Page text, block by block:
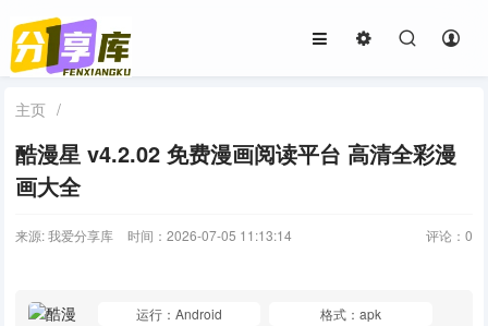
主页 /
酷漫星 v4.2.02 免费漫画阅读平台 高清全彩漫
画大全
来源: 我爱分享库 时间：2026-07-05 11:13:14 评论： 0
运行：Android
格式：apk